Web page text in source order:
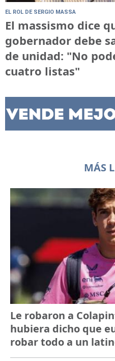
EL ROL DE SERGIO MASSA
El massismo dice
gobernador debe
de unidad: "No
cuatro listas"
MÁS
Le robaron a
hubiera dicho que
robar todo a un